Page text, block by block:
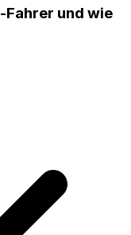
Fahrer und wie